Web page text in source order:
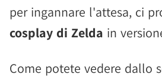
per ingannare l'attesa, ci
cosplay di Zelda in
Come potete vedere dallo